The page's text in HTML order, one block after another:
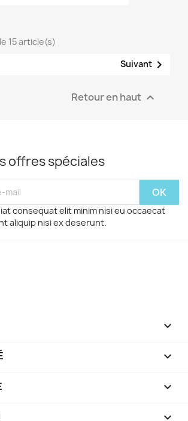
15 article(s)
Suivant 
Retour en haut 
offres spéciales
consequat elit minim nisi eu occaecat
aliquip nisi ex deserunt.



keyboard_arrow_down